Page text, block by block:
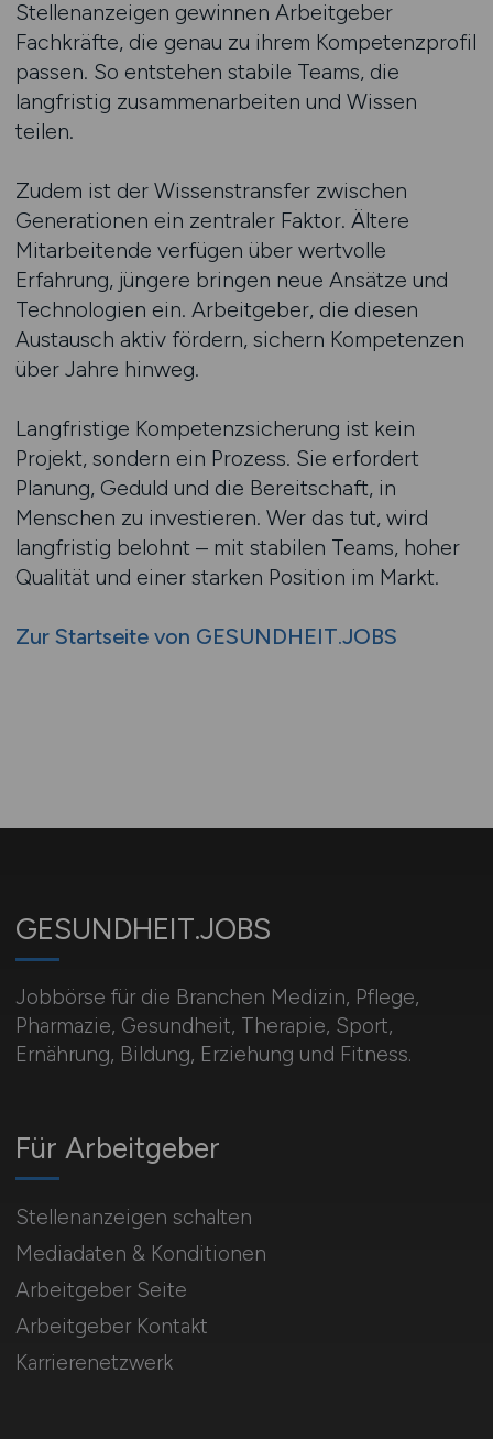
Stellenanzeigen gewinnen Arbeitgeber
Fachkräfte, die genau zu ihrem Kompetenzprofil
passen. So entstehen stabile Teams, die
langfristig zusammenarbeiten und Wissen
teilen.
Zudem ist der Wissenstransfer zwischen
Generationen ein zentraler Faktor. Ältere
Mitarbeitende verfügen über wertvolle
Erfahrung, jüngere bringen neue Ansätze und
Technologien ein. Arbeitgeber, die diesen
Austausch aktiv fördern, sichern Kompetenzen
über Jahre hinweg.
Langfristige Kompetenzsicherung ist kein
Projekt, sondern ein Prozess. Sie erfordert
Planung, Geduld und die Bereitschaft, in
Menschen zu investieren. Wer das tut, wird
langfristig belohnt – mit stabilen Teams, hoher
Qualität und einer starken Position im Markt.
Zur Startseite von GESUNDHEIT.JOBS
GESUNDHEIT.JOBS
Jobbörse für die Branchen Medizin, Pflege,
Pharmazie, Gesundheit, Therapie, Sport,
Ernährung, Bildung, Erziehung und Fitness.
Für Arbeitgeber
Stellenanzeigen schalten
Mediadaten & Konditionen
Arbeitgeber Seite
Arbeitgeber Kontakt
Karrierenetzwerk